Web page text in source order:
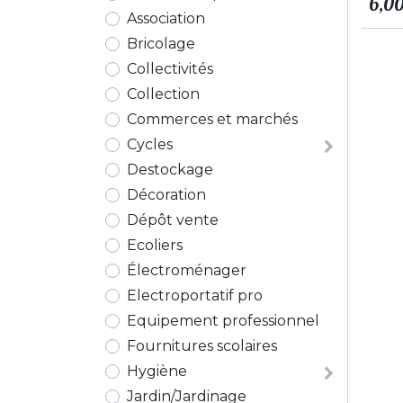
Association
Bricolage
Collectivités
Collection
Commerces et marchés
Cycles
Destockage
Décoration
Dépôt vente
Ecoliers
Électroménager
Electroportatif pro
Equipement professionnel
Fournitures scolaires
Hygiène
Jardin/Jardinage